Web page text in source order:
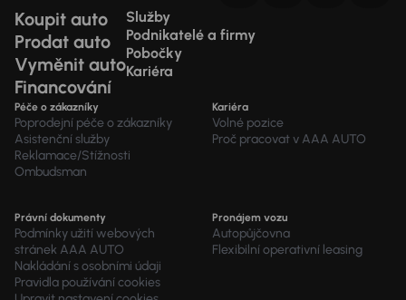
Koupit auto
Prodat auto
Vyměnit auto
Financování
Služby
Podnikatelé a firmy
Pobočky
Kariéra
Péče o zákazníky
Poprodejní péče o zákazníky
Asistenční služby
Reklamace/Stížnosti
Ombudsman
Kariéra
Volné pozice
Proč pracovat v AAA AUTO
Právní dokumenty
Podmínky užití webových
stránek AAA AUTO
Nakládání s osobními údaji
Pravidla používání cookies
Pronájem vozu
Autopůjčovna
Flexibilní operativní leasing